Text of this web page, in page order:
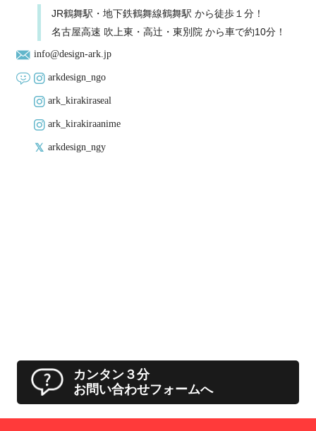
JR鶴舞駅・地下鉄鶴舞線鶴舞駅 から徒歩１分！
名古屋高速 吹上東・高辻・東別院 から車で約10分！
info@design-ark.jp
arkdesign_ngo
ark_kirakiraseal
ark_kirakiraanime
arkdesign_ngy
カンタン３分
お問い合わせフォームへ